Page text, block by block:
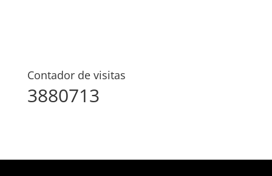
Contador de visitas
3880713